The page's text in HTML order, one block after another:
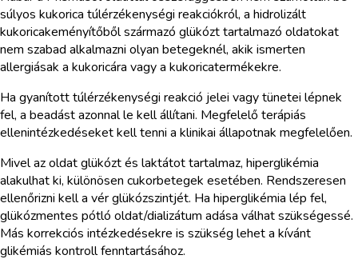
súlyos kukorica túlérzékenységi reakciókról, a hidrolizált
kukoricakeményítőből származó glükózt tartalmazó oldatokat
nem szabad alkalmazni olyan betegeknél, akik ismerten
allergiásak a kukoricára vagy a kukoricatermékekre.
Ha gyanított túlérzékenységi reakció jelei vagy tünetei lépnek
fel, a beadást azonnal le kell állítani. Megfelelő terápiás
ellenintézkedéseket kell tenni a klinikai állapotnak megfelelően.
Mivel az oldat glükózt és laktátot tartalmaz, hiperglikémia
alakulhat ki, különösen cukorbetegek esetében. Rendszeresen
ellenőrizni kell a vér glükózszintjét. Ha hiperglikémia lép fel,
glükózmentes pótló oldat/dializátum adása válhat szükségessé.
Más korrekciós intézkedésekre is szükség lehet a kívánt
glikémiás kontroll fenntartásához.